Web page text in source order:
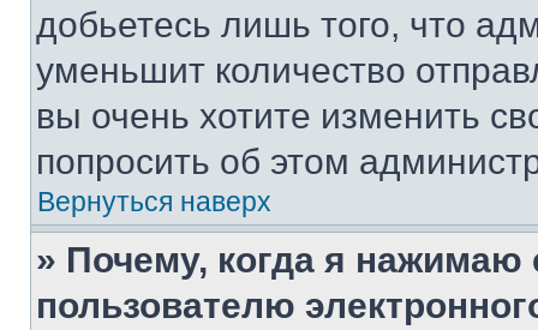
добьетесь лишь того, что
уменьшит количество
вы очень хотите изменить
попросить об этом
Вернуться наверх
» Почему, когда я нажимаю
пользователю